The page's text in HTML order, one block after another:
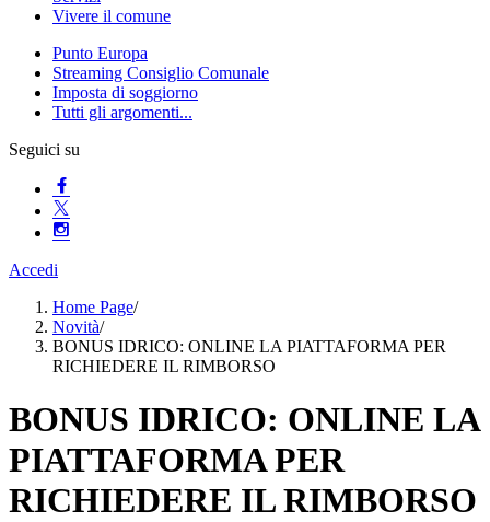
Vivere il comune
Punto Europa
Streaming Consiglio Comunale
Imposta di soggiorno
Tutti gli argomenti...
Seguici su
Accedi
Home Page/
Novità/
BONUS IDRICO: ONLINE LA PIATTAFORMA PER
RICHIEDERE IL RIMBORSO
BONUS IDRICO: ONLINE LA
PIATTAFORMA PER
RICHIEDERE IL RIMBORSO